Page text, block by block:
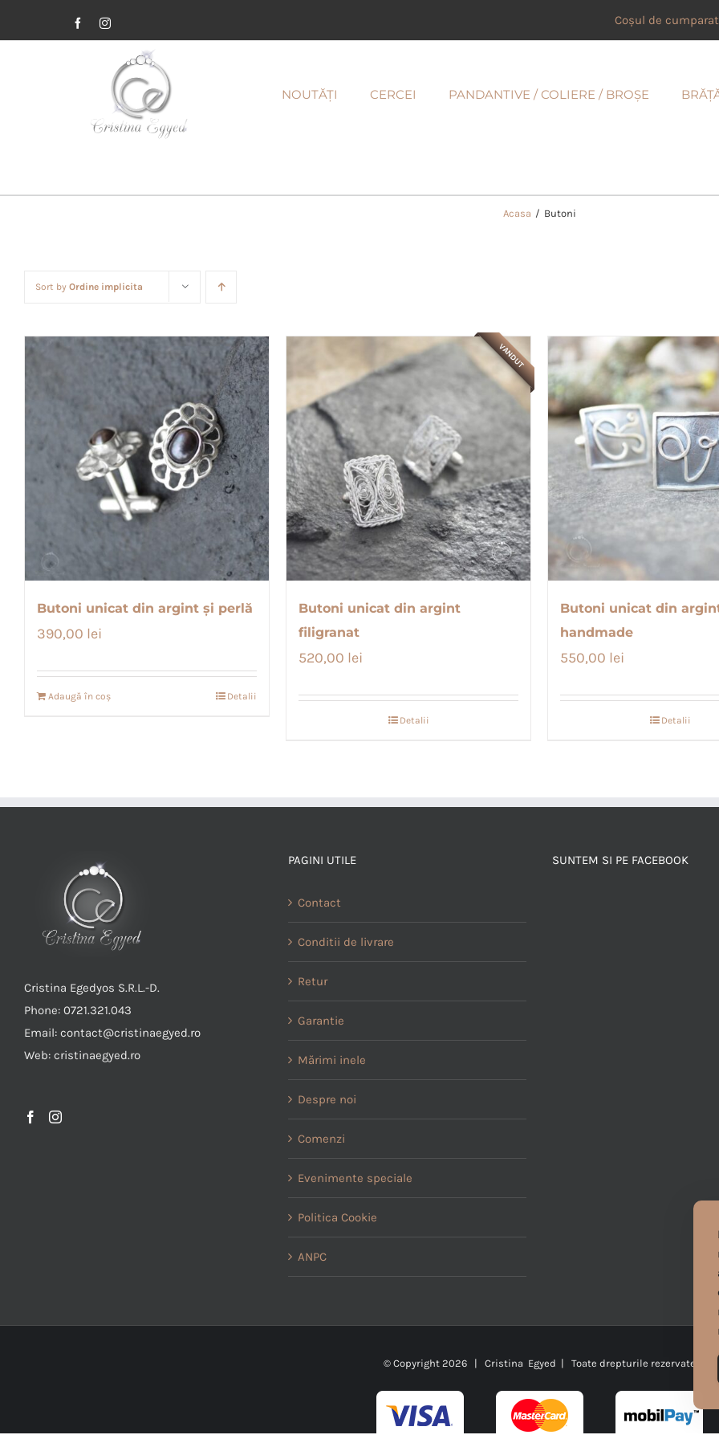
FacebookInstagram Coșul de
NOUTĂȚI CERCEI PANDANTIVE / COLIERE / BROȘE
Acasa / Butoni
Sort by Ordine implicita
Butoni unicat din argint și perlă
390,00 lei
Adaugă în coș Detalii
VANDUT
Butoni unicat din argint
filigranat
520,00 lei
Detalii
Butoni unicat din
handmade
550,00 lei
Detalii
Cristina Egedyos S.R.L.-D.
Phone: 0721.321.043
Email: contact@cristinaegyed.ro
Web: cristinaegyed.ro
PAGINI UTILE
Contact
Conditii de livrare
Retur
Garantie
Mărimi inele
Despre noi
Comenzi
Evenimente speciale
Politica Cookie
ANPC
SUNTEM SI PE FACEBOOK
© Copyright 2026 | Cristina Egyed | Toate drepturile rezervate